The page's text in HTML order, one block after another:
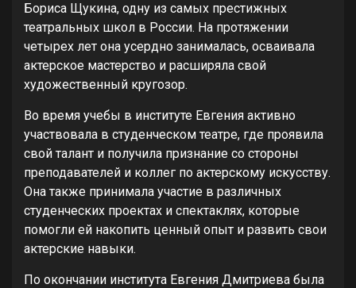
Бориса Щукина, одну из самых престижных
театральных школ в России. На протяжении
четырех лет она усердно занималась, осваивала
актерское мастерство и расширяла свой
художественный кругозор.
Во время учебы в институте Евгения активно
участвовала в студенческом театре, где проявила
свой талант и получила признание со стороны
преподавателей и коллег по актерскому искусству.
Она также принимала участие в различных
студенческих проектах и спектаклях, которые
помогли ей накопить ценный опыт и развить свои
актерские навыки.
По окончании института Евгения Дмитриева была